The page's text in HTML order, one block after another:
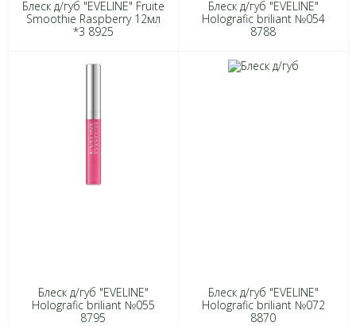
Блеск д/губ "EVELINE" Fruite
Smoothie Raspberry 12мл
*3 8925
Блеск д/губ "EVELINE"
Holografic briliant №054
8788
Блеск д/губ "EVELINE"
Holografic briliant №055
8795
Блеск д/губ "EVELINE"
Holografic briliant №072
8870